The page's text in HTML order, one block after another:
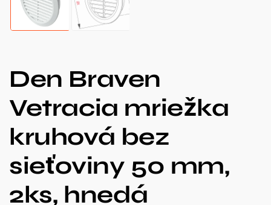
Den Braven
Vetracia mriežka
kruhová bez
sieťoviny 50 mm,
2ks, hnedá